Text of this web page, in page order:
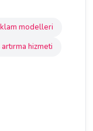
modelleri
hizmeti